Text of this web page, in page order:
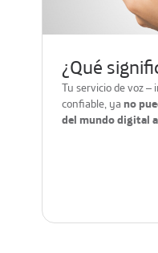
¿Qué
Tu servicio de voz
confiable, ya no
del mundo digital